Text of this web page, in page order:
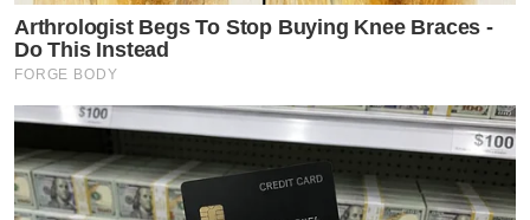
Arthrologist Begs To Stop Buying Knee Braces -
Do This Instead
FORGE BODY